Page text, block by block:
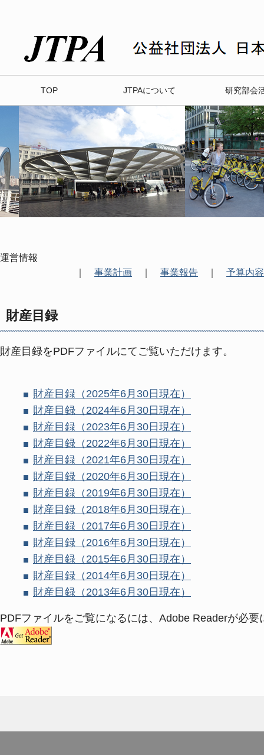
TOP JTPAについて 研究部会
運営情報
事業計画 事業報告 予算内容
財産目録
財産目録をPDFファイルにてご覧いただけます。
財産目録（ 2025年6 月 30日現在）
財産目録（ 2024年6 月 30日現在）
財産目録（ 2023年6 月 30日現在）
財産目録（ 2022年6 月 30日現在）
財産目録（ 2021年6 月 30日現在）
財産目録（ 2020年6 月 30日現在）
財産目録（ 2019年6 月 30日現在）
財産目録（ 2018年6 月 30日現在）
財産目録（ 2017年6 月 30日現在）
財産目録（ 2016年6 月 30日現在）
財産目録（ 2015年6 月 30日現在）
財産目録（ 2014年6 月 30日現在）
財産目録（2013年6月30日現在）
PDFファイルをご覧になるには、Adobe Readerが必